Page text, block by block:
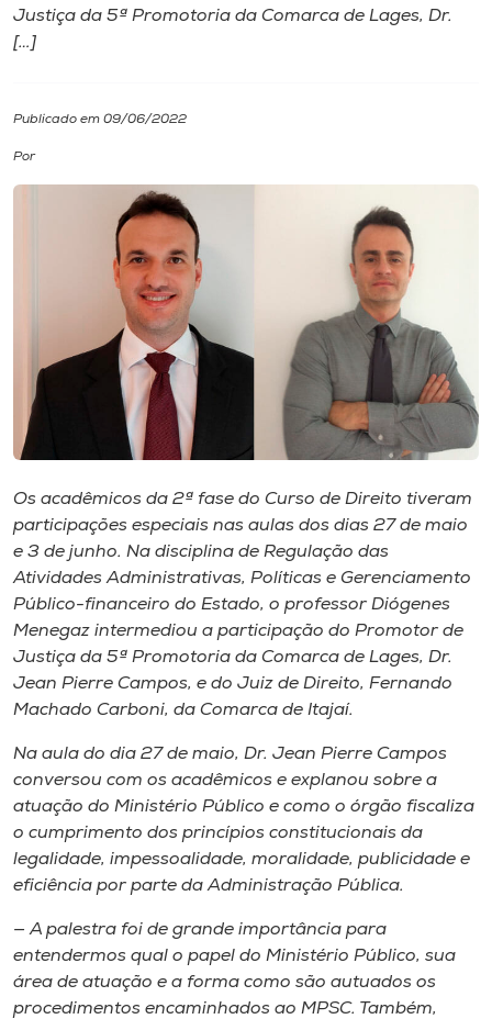
Diplomados
Rádio
Museu
Unoesc
Store
Selecione
o idioma
Justiça da 5ª Promotoria da Comarca de Lages, Dr.
[…]
Publicado em 09/06/2022
Por
Os acadêmicos da 2ª fase do Curso de Direito tiveram
participações especiais nas aulas dos dias 27 de maio
e 3 de junho. Na disciplina de Regulação das
Atividades Administrativas, Políticas e Gerenciamento
Público-financeiro do Estado, o professor Diógenes
Menegaz intermediou a participação do Promotor de
Justiça da 5ª Promotoria da Comarca de Lages, Dr.
Jean Pierre Campos, e do Juiz de Direito, Fernando
Machado Carboni, da Comarca de Itajaí.
Na aula do dia 27 de maio, Dr. Jean Pierre Campos
conversou com os acadêmicos e explanou sobre a
atuação do Ministério Público e como o órgão fiscaliza
o cumprimento dos princípios constitucionais da
legalidade, impessoalidade, moralidade, publicidade e
eficiência por parte da Administração Pública.
— A palestra foi de grande importância para
entendermos qual o papel do Ministério Público, sua
área de atuação e a forma como são autuados os
procedimentos encaminhados ao MPSC. Também,